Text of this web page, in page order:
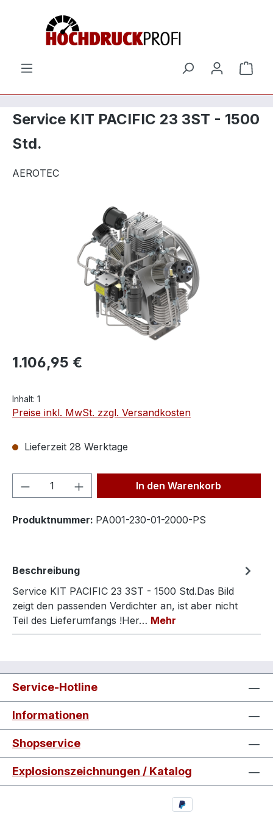
Zum Hauptinhalt springen
Service KIT PACIFIC 23 3ST - 1500
Std.
AEROTEC
Bildergalerie überspringen
1.106,95 €
Inhalt: 1
Preise inkl. MwSt. zzgl. Versandkosten
Lieferzeit 28 Werktage
Produkt Anzahl: Gib denIn den Warenkorb
Produktnummer: PA001-230-01-2000-PS
Beschreibung
Service KIT PACIFIC 23 3ST - 1500 Std.Das Bild
zeigt den passenden Verdichter an, ist aber nicht
Teil des Lieferumfangs !Her… Mehr
Service-Hotline
Informationen
Shopservice
Explosionszeichnungen / Katalog